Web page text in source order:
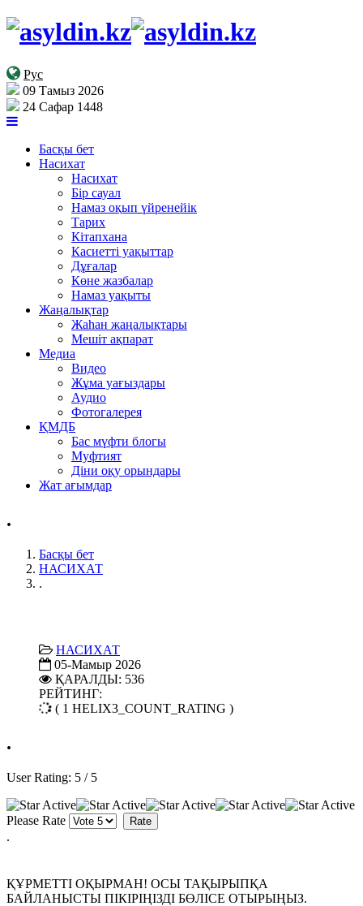
Рус
09 Тамыз 2026
24 Сафар 1448
Басқы бет
Насихат
Насихат
Бір сауал
Намаз оқып үйренейік
Тарих
Кітапхана
Касиетті уақыттар
Дұғалар
Көне жазбалар
Намаз уақыты
Жаңалықтар
Жаһан жаңалықтары
Мешіт ақпарат
Медиа
Видео
Жұма уағыздары
Аудио
Фотогалерея
ҚМДБ
Бас мүфти блогы
Муфтият
Діни оқу орындары
Жат ағымдар
.
Басқы бет
НАСИХАТ
.
НАСИХАТ
05-Мамыр 2026
ҚАРАЛДЫ: 536
РЕЙТИНГ:
( 1 HELIX3_COUNT_RATING )
.
User Rating: 5 / 5
Please Rate
.
ҚҰРМЕТТІ ОҚЫРМАН! ОСЫ ТАҚЫРЫПҚА
БАЙЛАНЫСТЫ ПІКІРІҢІЗДІ БӨЛІСЕ ОТЫРЫҢЫЗ.